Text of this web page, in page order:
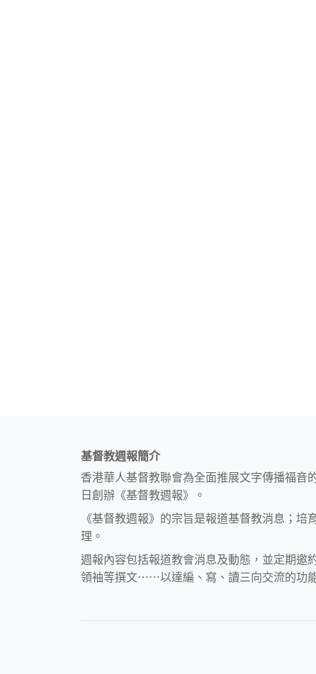
基督教週報簡介
香港華人基督教聯會為全面推展文字傳播福音
日創辦《基督教週報》。
《基督教週報》的宗旨是報道基督教消息；培
理。
週報內容包括報道教會消息及動態，並定期邀
領袖等撰文⋯⋯以達編、寫、讀三向交流的功